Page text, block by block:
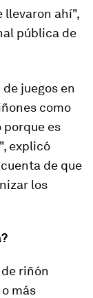
llevaron ahí",
pública de
juegos en
como
porque es
", explicó
de que
los
?
riñón
más